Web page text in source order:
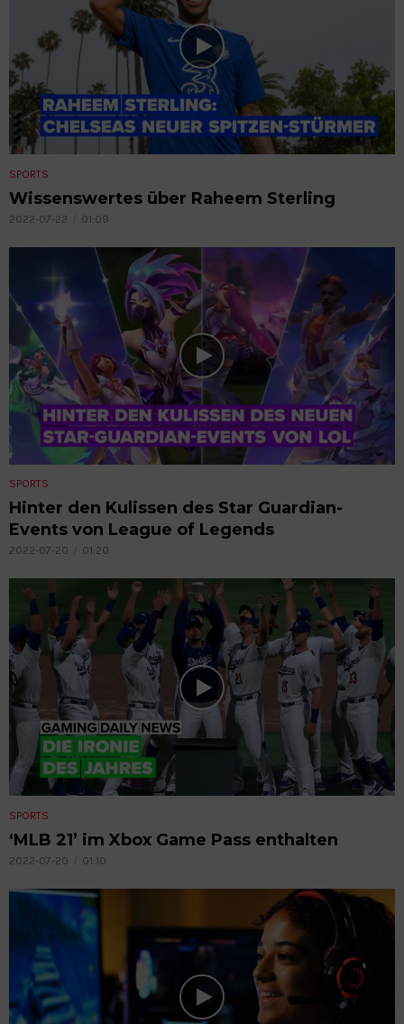
SPORTS
Wissenswertes über Raheem Sterling
2022-07-22 01:09
SPORTS
Hinter den Kulissen des Star Guardian-
Events von League of Legends
2022-07-20 01:20
SPORTS
‘MLB 21’ im Xbox Game Pass enthalten
2022-07-20 01:10